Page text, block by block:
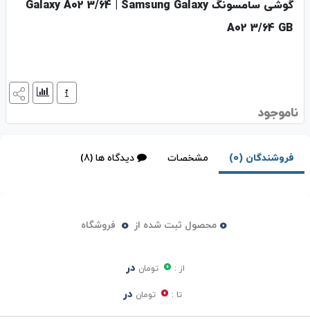
گوشی سامسونگ Galaxy A02 3/64 | Samsung Galaxy
A02 3/64 GB
ناموجود
فروشندگان (0) مشخصات دیدگاه ها (8)
0 محصول ثبت شده از 0 فروشگاه
از : 0 تومان در
تا : 0 تومان در